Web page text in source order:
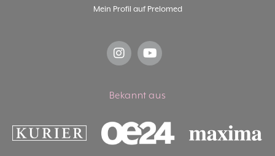
Mein Profil auf Prelomed
Bekannt aus